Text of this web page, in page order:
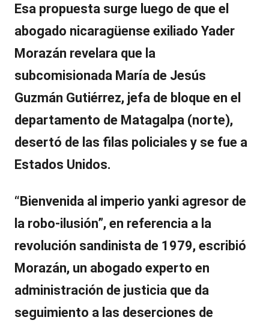
Esa propuesta surge luego de que el
abogado nicaragüense exiliado Yader
Morazán revelara que la
subcomisionada María de Jesús
Guzmán Gutiérrez, jefa de bloque en el
departamento de Matagalpa (norte),
desertó de las filas policiales y se fue a
Estados Unidos.
“Bienvenida al imperio yanki agresor de
la robo-ilusión”, en referencia a la
revolución sandinista de 1979, escribió
Morazán, un abogado experto en
administración de justicia que da
seguimiento a las deserciones de